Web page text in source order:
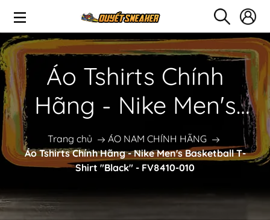
Áo Tshirts Chính
Hãng - Nike Men's
Basketball T-Shirt
"Black" - FV8410-010
Trang chủ
ÁO NAM CHÍNH HÃNG
Áo Tshirts Chính Hãng - Nike Men's Basketball T-
Shirt "Black" - FV8410-010